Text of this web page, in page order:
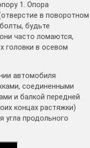
1. Опора
в поворотном
будьте
часто ломаются,
головки в осевом
автомобиля
соединенными
и балкой передней
концах растяжки)
угла продольного